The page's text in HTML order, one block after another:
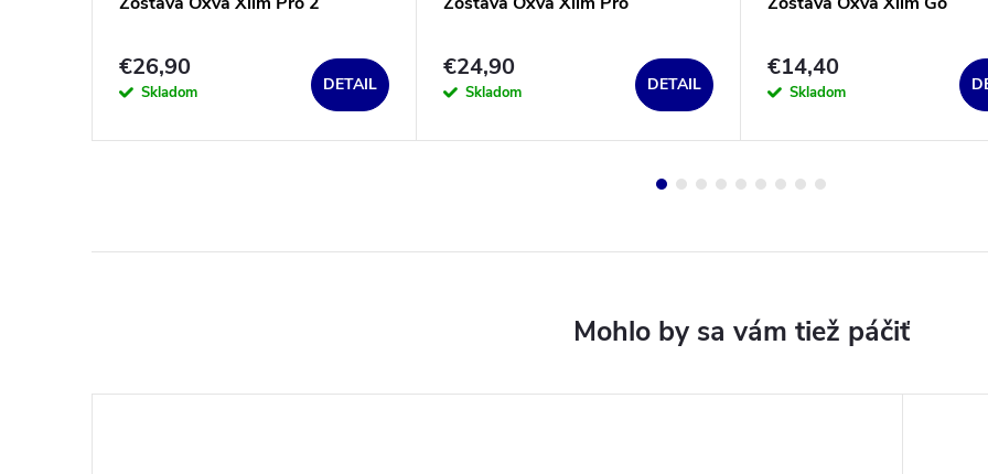
€26,90
Skladom DETAIL
€24,90
Skladom DETAIL
€14,40
Skladom